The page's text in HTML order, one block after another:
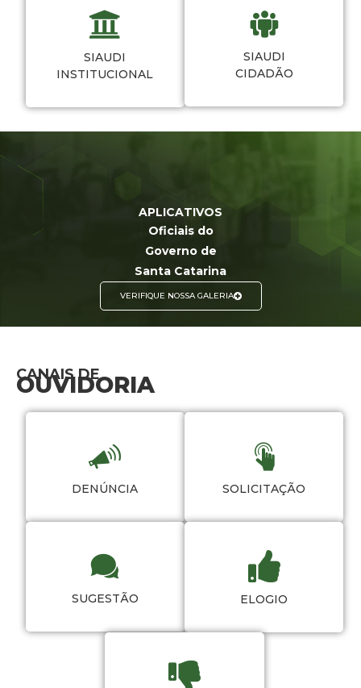
SIAUDI
INSTITUCIONAL
SIAUDI
CIDADÃO
APLICATIVOS
Oficiais do
Governo de
Santa Catarina
VERIFIQUE NOSSA GALERIA
CANAIS DE
OUVIDORIA
DENÚNCIA SOLICITAÇÃO
SUGESTÃO ELOGIO